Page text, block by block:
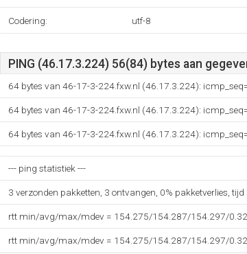
Codering: utf-8
PING (46.17.3.224) 56(84) bytes aan
64 bytes van 46-17-3-224.fxw.nl (46.17.3.224):
64 bytes van 46-17-3-224.fxw.nl (46.17.3.224):
64 bytes van 46-17-3-224.fxw.nl (46.17.3.224):
--- ping statistiek ---
3 verzonden pakketten, 3 ontvangen, 0% pakketverlies,
rtt min/avg/max/mdev = 154.275/154.287/154.297/
rtt min/avg/max/mdev = 154.275/154.287/154.297/